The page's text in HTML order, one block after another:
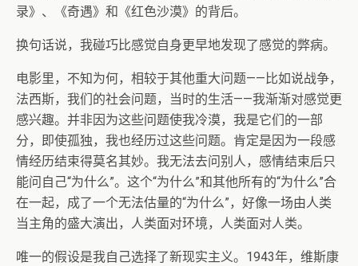
录》、《奇遇》和《红色沙漠》的背后。
换句话说，我碰巧比感觉自身更早地发现了感觉的弊病。
电影里，不知为何，相较于其他重大问题——比如说战争，
法西斯，我们的社会问题，当时的生活——我渐渐对感觉更
感兴趣。并非因为这些问题使我冷漠，我是它们的一部
分，即使孤独，我也经历过这些问题。肯定是因为一段感
情经历结束得莫名其妙。我无法去问别人，感情结束后只
能问自己“为什么”。这个“为什么”和其他所有的“为什么”合
在一起，成了一个无法估量的“为什么”，好像一场由人类
当主角的盛大演出，人类面对环境，人类面对人类。
唯一的假设是我自己选择了新现实主义。1943年，维斯康